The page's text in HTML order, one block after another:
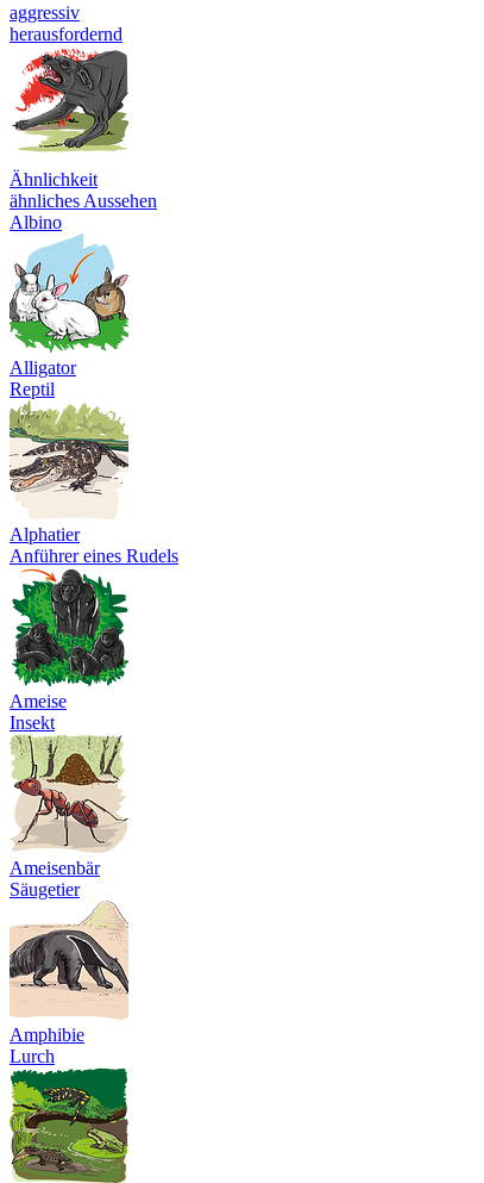
aggressiv
herausfordernd
Ähnlichkeit
ähnliches Aussehen
Albino
Alligator
Reptil
Alphatier
Anführer eines Rudels
Ameise
Insekt
Ameisenbär
Säugetier
Amphibie
Lurch